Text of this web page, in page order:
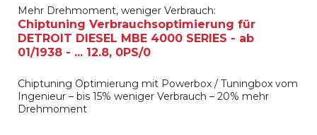
Mehr Drehmoment, weniger Verbrauch:
Chiptuning Verbrauchsoptimierung für
DETROIT DIESEL MBE 4000 SERIES - ab
01/1938 - ... 12.8, 0PS/0
Chiptuning Optimierung mit Powerbox / Tuningbox vom
Ingenieur – bis 15% weniger Verbrauch – 20% mehr
Drehmoment